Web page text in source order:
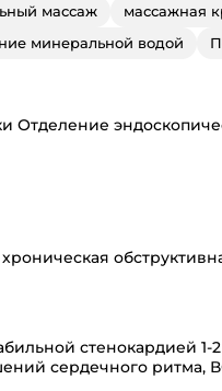
массаж массажная
минеральной водой
стенокардией 1-
сердечного ритма,